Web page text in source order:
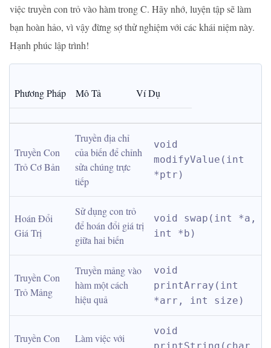
việc truyền con trỏ vào hàm trong C. Hãy nhớ, luyện tập sẽ làm
bạn hoàn hảo, vì vậy đừng sợ thử nghiệm với các khái niệm này.
Hạnh phúc lập trình!
Phương Pháp Mô Tả Ví Dụ
Truyền Con
Trỏ Cơ Bản
Truyền địa chỉ
của biến để chỉnh
sửa chúng trực
tiếp
void
modifyValue(int
*ptr)
Hoán Đổi
Giá Trị
Sử dụng con trỏ
để hoán đổi giá trị
giữa hai biến
void swap(int *a,
int *b)
Truyền Con
Trỏ Mảng
Truyền mảng vào
hàm một cách
hiệu quả
void
printArray(int
*arr, int size)
Truyền Con
Làm việc với
void